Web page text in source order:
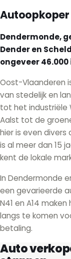
Dendermonde,
Dender en
ongeveer
Oost-Vlaanderen
van stedelijk en
tot het industriële
Aalst tot de
hier is even divers
is al meer dan 15
kent de lokale
In Dendermonde
een gevarieerde
N41 en A14
langs te komen
betaling.
Auto